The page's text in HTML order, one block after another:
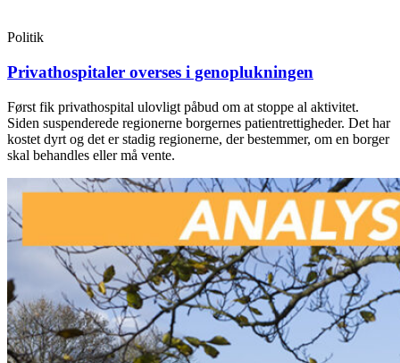
Politik
Privathospitaler overses i genoplukningen
Først fik privathospital ulovligt påbud om at stoppe al aktivitet.
Siden suspenderede regionerne borgernes patientrettigheder. Det har
kostet dyrt og det er stadig regionerne, der bestemmer, om en borger
skal behandles eller må vente.